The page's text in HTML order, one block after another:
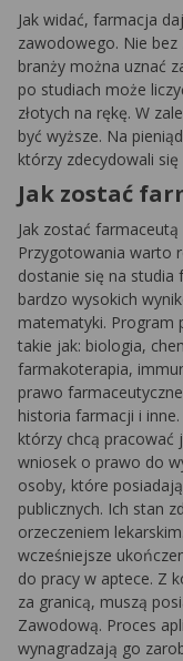
Jak widać, farmacja
zawodowego. Nie
branży można uznać
po studiach może
złotych na rękę. W
być wyższe. Na
którzy zdecydowali
Jak zostać
Jak zostać
Przygotowania warto
dostanie się na studia
bardzo wysokich
matematyki. Program
takie jak: biologia,
farmakoterapia,
prawo
historia farmacji i
którzy chcą pracować
wniosek o prawo do
osoby, które
publicznych. Ich stan
orzeczeniem
wcześniejsze
do pracy w aptece. Z
za granicą, muszą
Zawodową. Proces
wynagradzają go